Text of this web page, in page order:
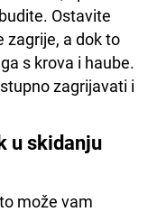
Ostavite
zagrije, a dok to
s krova i haube.
zagrijavati i
u skidanju
može vam